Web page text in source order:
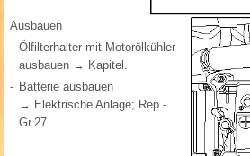
Ausbauen
- Ölfilterhalter mit Motorölkühler
ausbauen → Kapitel.
- Batterie ausbauen
→ Elektrische Anlage; Rep.-
Gr.27.